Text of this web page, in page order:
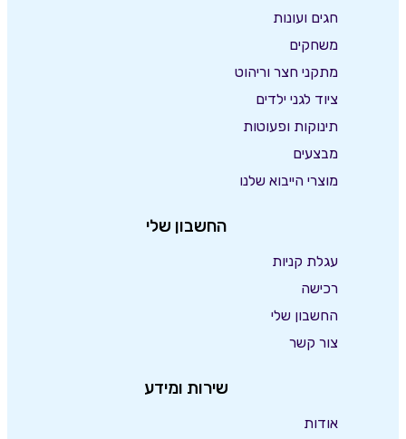
חגים ועונות
משחקים
מתקני חצר וריהוט
ציוד לגני ילדים
תינוקות ופעוטות
מבצעים
מוצרי הייבוא שלנו
החשבון שלי
עגלת קניות
רכישה
החשבון שלי
צור קשר
שירות ומידע
אודות